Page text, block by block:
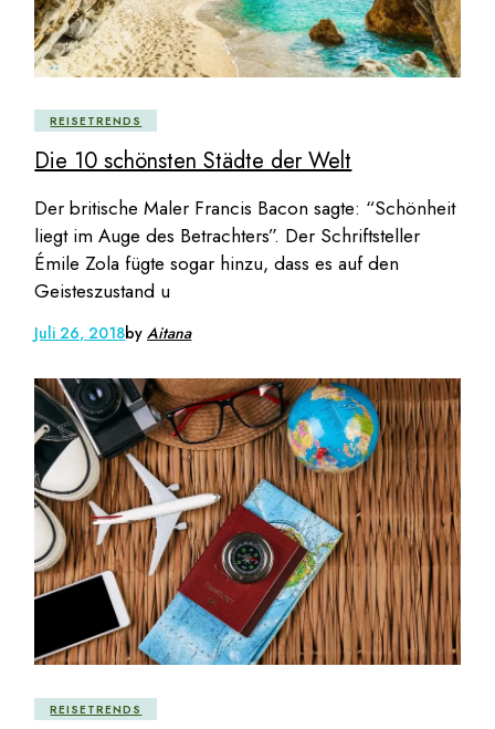
REISETRENDS
Die 10 schönsten Städte der Welt
Der britische Maler Francis Bacon sagte: “Schönheit
liegt im Auge des Betrachters”. Der Schriftsteller
Émile Zola fügte sogar hinzu, dass es auf den
Geisteszustand u
Juli 26, 2018byAitana
REISETRENDS